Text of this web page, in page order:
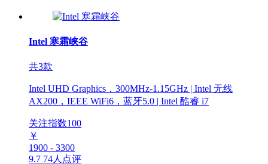
Intel 寒霜峡谷
共3款
Intel UHD Graphics，300MHz-1.15GHz | Intel 无线
AX200，IEEE WiFi6，蓝牙5.0 | Intel 酷睿 i7
关注指数100
￥
1900 - 3300
9.7 74人点评